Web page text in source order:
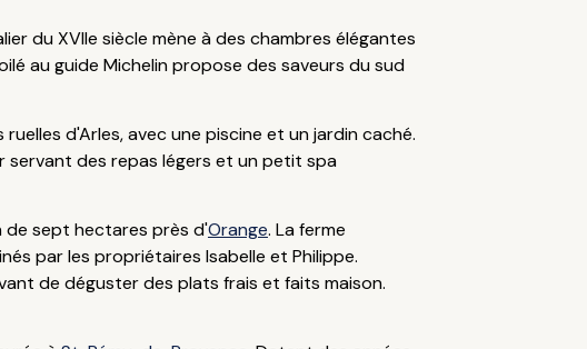
du XVIIe siècle mène à des chambres élégantes
au guide Michelin propose des saveurs du sud
d'Arles, avec une piscine et un jardin caché.
servant des repas légers et un petit spa
de sept hectares près d'Orange. La ferme
par les propriétaires Isabelle et Philippe.
de déguster des plats frais et faits maison.